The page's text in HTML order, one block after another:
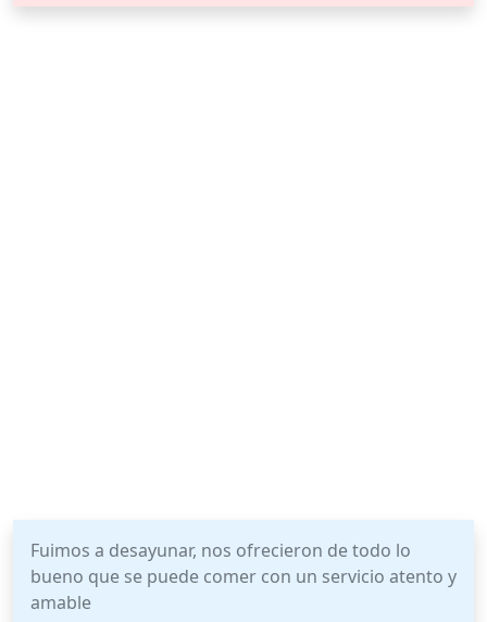
Fuimos a desayunar, nos ofrecieron de todo lo
bueno que se puede comer con un servicio atento y
amable